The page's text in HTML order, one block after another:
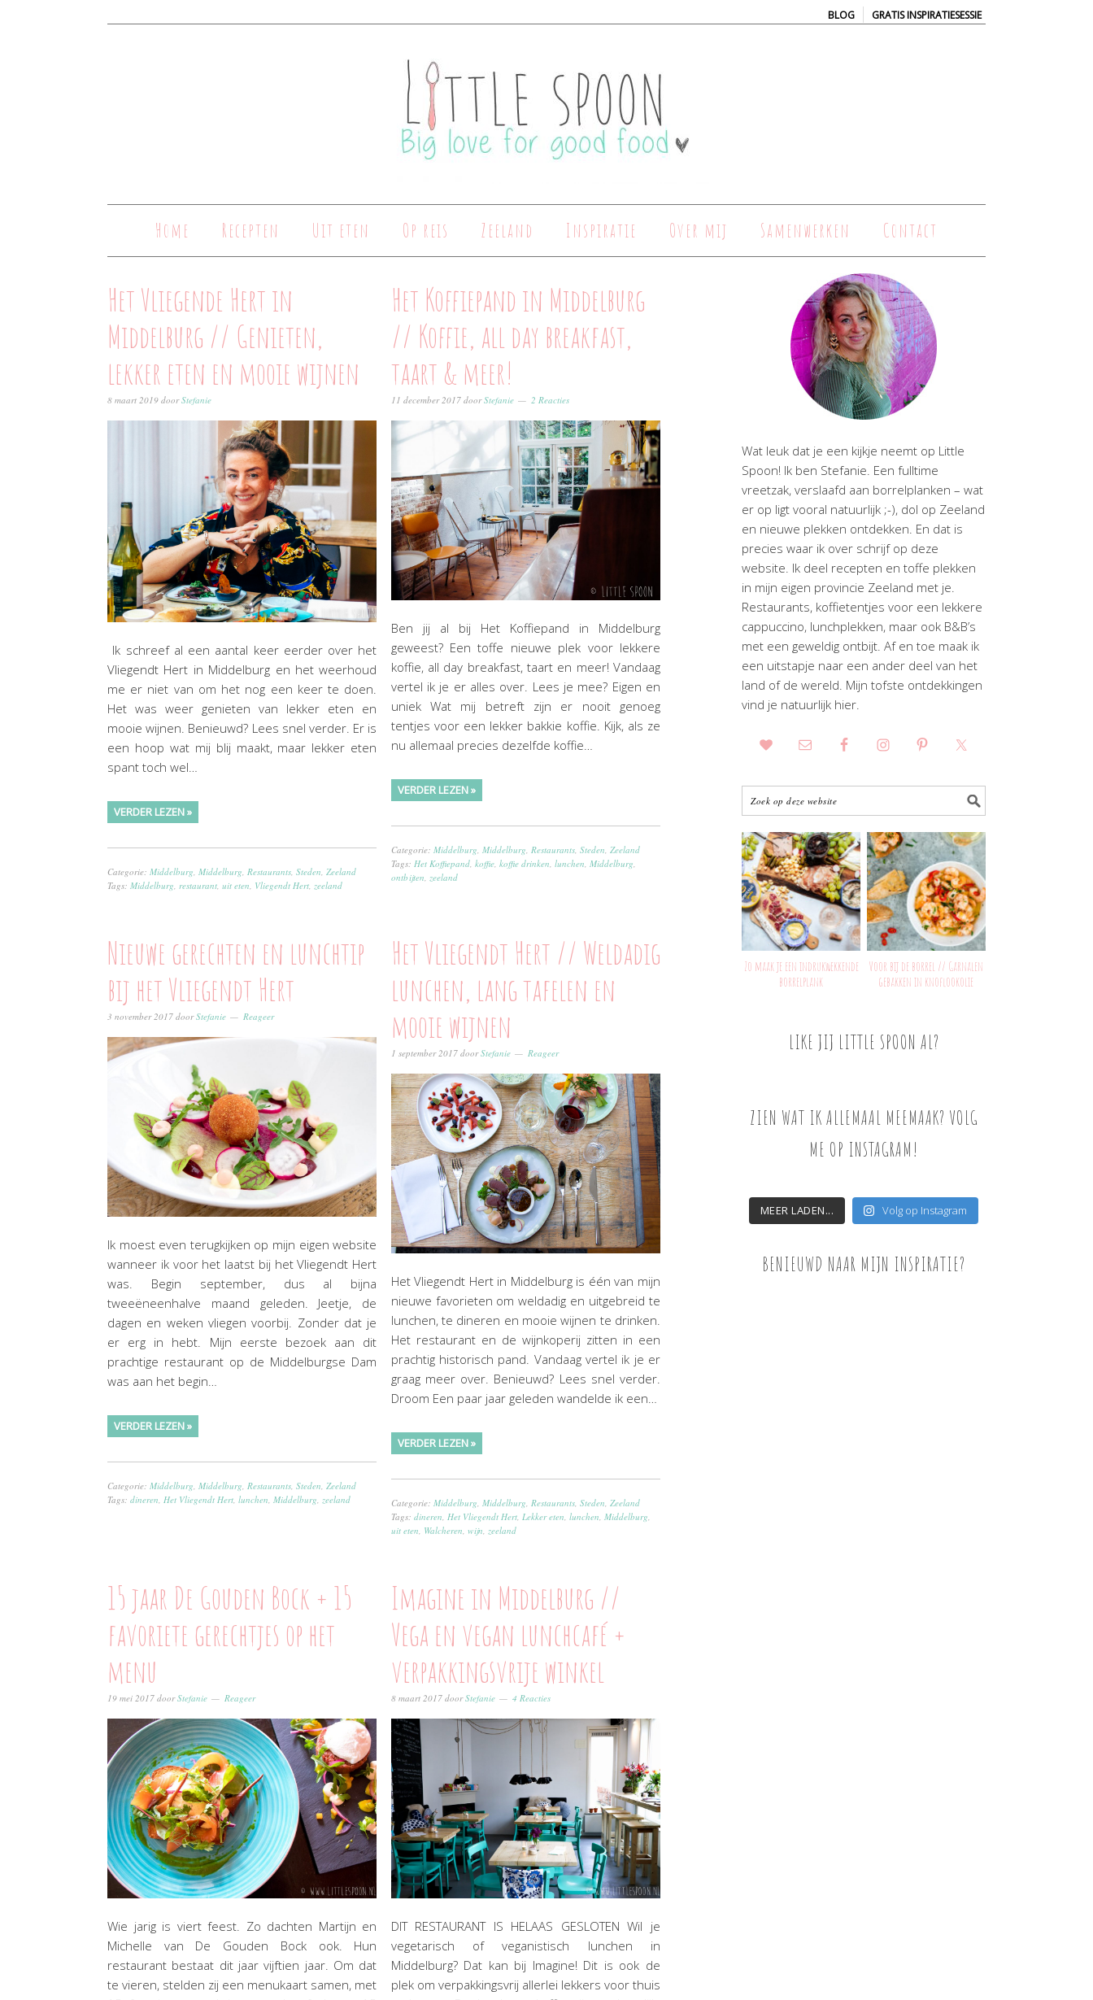
BLOG | GRATIS INSPIRATIESESSIE
Home Recepten Uit eten Op reis Zeeland Inspiratie Over mij Samenwerken Contact
Het Vliegende Hert in
Middelburg // Genieten,
lekker eten en mooie wijnen
8 maart 2019 doorStefanie
Ik schreef al een aantal keer eerder over het
Vliegendt Hert in Middelburg en het weerhoud
me er niet van om het nog een keer te doen.
Het was weer genieten van lekker eten en
mooie wijnen. Benieuwd? Lees snel verder. Er is
een hoop wat mij blij maakt, maar lekker eten
spant toch wel…
VERDER LEZEN »
Categorie: Middelburg, Middelburg, Restaurants, Steden, Zeeland
Tags: Middelburg, restaurant, uit eten, Vliegendt Hert, zeeland
Het Koffiepand in Middelburg
// Koffie, all day breakfast,
taart & meer!
11 december 2017doorStefanie 2 Reacties
Ben jij al bij Het Koffiepand in Middelburg
geweest? Een toffe nieuwe plek voor lekkere
koffie, all day breakfast, taart en meer! Vandaag
vertel ik je er alles over. Lees je mee? Eigen en
uniek Wat mij betreft zijn er nooit genoeg
tentjes voor een lekker bakkie koffie. Kijk, als ze
nu allemaal precies dezelfde koffie…
VERDER LEZEN »
Categorie: Middelburg Middelburg Restaurants, Steden Zeeland
Tags: Het Koffiepand, koffie, koffie drinken lunchen Middelburg
ontbijten zeeland
Nieuwe gerechten en lunchtip
bij het Vliegendt Hert
3 november 2017 doorStefanie Reageer
Ik moest even terugkijken op mijn eigen website
wanneer ik voor het laatst bij het Vliegendt Hert
was. Begin september, dus al bijna
tweeëneenhalve maand geleden. Jeetje, de
dagen en weken vliegen voorbij. Zonder dat je
er erg in hebt. Mijn eerste bezoek aan dit
prachtige restaurant op de Middelburgse Dam
was aan het begin…
VERDER LEZEN »
Categorie: Middelburg, Middelburg, Restaurants, Steden, Zeeland
Tags: dineren, Het Vliegendt Hert, lunchen, Middelburg, zeeland
Het Vliegendt Hert // Weldadig
lunchen, lang tafelen en
mooie wijnen
1 september 2017doorStefanie Reageer
Het Vliegendt Hert in Middelburg is één van mijn
nieuwe favorieten om weldadig en uitgebreid te
lunchen, te dineren en mooie wijnen te drinken.
Het restaurant en de wijnkoperij zitten in een
prachtig historisch pand. Vandaag vertel ik je er
graag meer over. Benieuwd? Lees snel verder.
Droom Een paar jaar geleden wandelde ik een…
VERDER LEZEN »
Categorie: Middelburg Middelburg Restaurants, Steden Zeeland
Tags: dineren Het Vliegendt Hert, Lekker eten lunchen Middelburg
uit eten Walcheren wijn zeeland
15 jaar De Gouden Bock + 15
favoriete gerechtjes op het
menu
19 mei 2017 doorStefanie Reageer
Wie jarig is viert feest. Zo dachten Martijn en
Michelle van De Gouden Bock ook. Hun
restaurant bestaat dit jaar vijftien jaar. Om dat
te vieren, stelden zij een menukaart samen, met
Imagine in Middelburg //
Vega en vegan lunchcafé +
verpakkingsvrije winkel
8 maart 2017doorStefanie 4 Reacties
DIT RESTAURANT IS HELAAS GESLOTEN Wil je
vegetarisch of veganistisch lunchen in
Middelburg? Dat kan bij Imagine! Dit is ook de
plek om verpakkingsvrij allerlei lekkers voor thuis
Wat leuk dat je een kijkje neemt op Little
Spoon! Ik ben Stefanie. Een fulltime
vreetzak, verslaafd aan borrelplanken – wat
er op ligt vooral natuurlijk ;-), dol op Zeeland
en nieuwe plekken ontdekken. En dat is
precies waar ik over schrijf op deze
website. Ik deel recepten en toffe plekken
in mijn eigen provincie Zeeland met je.
Restaurants, koffietentjes voor een lekkere
cappuccino, lunchplekken, maar ook B&B’s
met een geweldig ontbijt. Af en toe maak ik
een uitstapje naar een ander deel van het
land of de wereld. Mijn tofste ontdekkingen
vind je natuurlijk hier.
Zo maak je een indrukwekkende
borrelplank
Voor bij de borrel // Garnalen
gebakken in knoflookolie
LIKE JIJ LITTLE SPOON AL?
ZIEN WAT IK ALLEMAAL MEEMAAK? VOLG
ME OP INSTAGRAM!
MEER LADEN... Volg op Instagram
BENIEUWD NAAR MIJN INSPIRATIE?